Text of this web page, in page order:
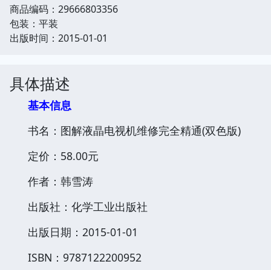
商品编码：29666803356
包装：平装
出版时间：2015-01-01
具体描述
基本信息
书名：图解液晶电视机维修完全精通(双色版)
定价：58.00元
作者：韩雪涛
出版社：化学工业出版社
出版日期：2015-01-01
ISBN：9787122200952